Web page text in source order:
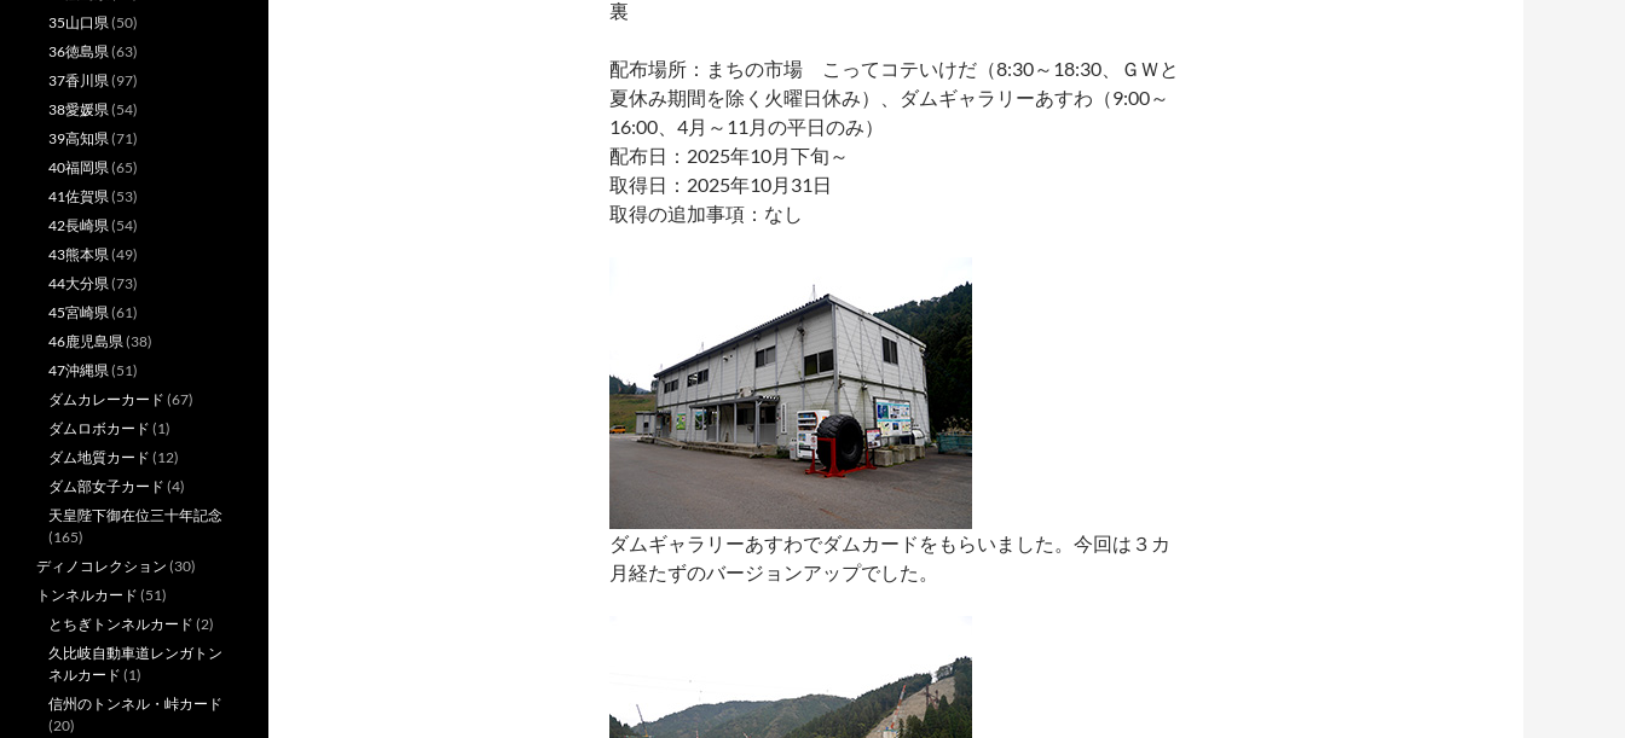
裏
配布場所：まちの市場 こってコテいけだ（8:30～18:30、ＧＷと
夏休み期間を除く火曜日休み）、ダムギャラリーあすわ（9:00～
16:00、4月～11月の平日のみ）
配布日：2025年10月下旬～
取得日：2025年10月31日
取得の追加事項：なし
ダムギャラリーあすわでダムカードをもらいました。今回は３カ
月経たずのバージョンアップでした。
35山口県(50)
36徳島県(63)
37香川県(97)
38愛媛県(54)
39高知県(71)
40福岡県(65)
41佐賀県(53)
42長崎県(54)
43熊本県(49)
44大分県(73)
45宮崎県(61)
46鹿児島県(38)
47沖縄県(51)
ダムカレーカード (67)
ダムロボカード (1)
ダム地質カード (12)
ダム部女子カード (4)
天皇陛下御在位三十年記念
(165)
ディノコレクション (30)
トンネルカード (51)
とちぎトンネルカード (2)
久比岐自動車道レンガトン
ネルカード (1)
信州のトンネル・峠カード
(20)